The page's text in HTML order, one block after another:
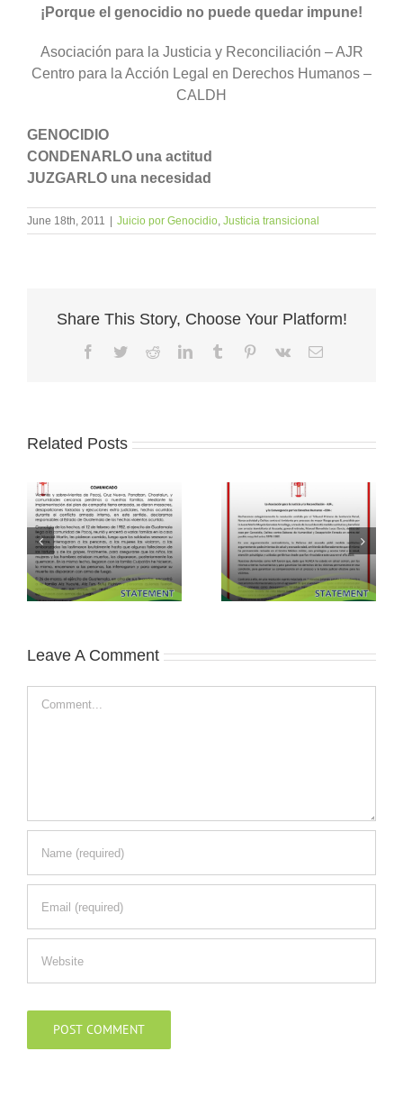
¡Porque el genocidio no puede quedar impune!
Asociación para la Justicia y Reconciliación – AJR
Centro para la Acción Legal en Derechos Humanos –
CALDH
GENOCIDIO
CONDENARLO una actitud
JUZGARLO una necesidad
June 18th, 2011 Juicio por Genocidio, Justicia transicional
Share This Story, Choose Your Platform!
Facebook
TwitterRedditLinkedInTumblr Pinterest
Vk Email
Related Posts
Leave A Comment